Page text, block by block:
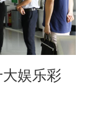
娱乐彩